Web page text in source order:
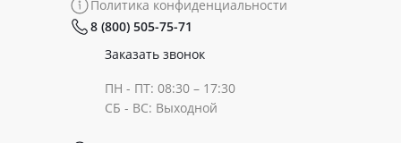
Политика конфиденциальности
8 (800) 505-75-71
Заказать звонок
ПН - ПТ: 08:30 – 17:30
СБ - ВС: Выходной